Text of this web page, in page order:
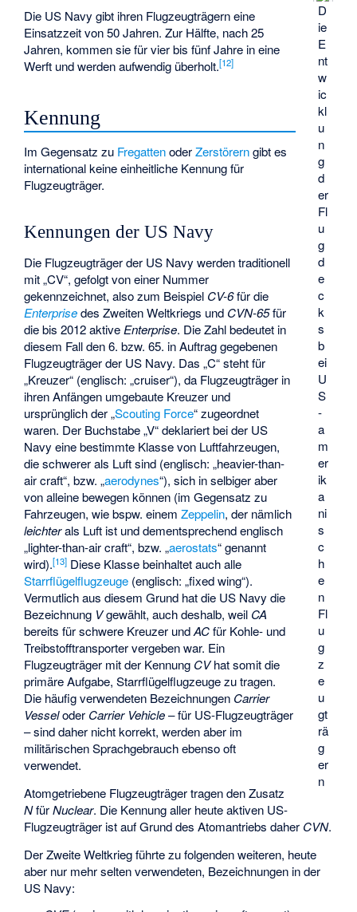
D
ie
E
nt
w
ic
kl
u
n
g
d
er
Fl
u
g
d
e
c
k
s
b
ei
U
S
-
a
m
er
ik
a
ni
s
c
h
e
n
Fl
u
g
z
e
u
gt
rä
g
er
n
Die US Navy gibt ihren Flugzeugträgern eine
Einsatzzeit von 50 Jahren. Zur Hälfte, nach 25
Jahren, kommen sie für vier bis fünf Jahre in eine
Werft und werden aufwendig überholt.[12]
Kennung
Im Gegensatz zu FregattenoderZerstörerngibt es
international keine einheitliche Kennung für
Flugzeugträger.
Kennungen der US Navy
Die Flugzeugträger der US Navy werden traditionell
mit „CV“, gefolgt von einer Nummer
gekennzeichnet, also zum Beispiel CV-6für die
Enterprisedes Zweiten Weltkriegs und CVN-65für
die bis 2012 aktiveEnterprise. Die Zahl bedeutet in
diesem Fall den 6. bzw. 65. in Auftrag gegebenen
Flugzeugträger der US Navy. Das „C“ steht für
„Kreuzer“ (englisch: „cruiser“), da Flugzeugträger in
ihren Anfängen umgebaute Kreuzer und
ursprünglich der „Scouting Force“ zugeordnet
waren. Der Buchstabe „V“ deklariert bei der US
Navy eine bestimmte Klasse von Luftfahrzeugen,
die schwerer als Luft sind (englisch: „heavier-than-
air craft“, bzw. „aerodynes“), sich in selbiger aber
von alleine bewegen können (im Gegensatz zu
Fahrzeugen, wie bspw. einemZeppelin, der nämlich
leichterals Luft ist und dementsprechend englisch
„lighter-than-air craft“, bzw. „aerostats“ genannt
wird).[13] Diese Klasse beinhaltet auch alle
Starrflügelflugzeuge (englisch: „fixed wing“).
Vermutlich aus diesem Grund hat die US Navy die
Bezeichnung Vgewählt, auch deshalb, weil CA
bereits für schwere Kreuzer undACfür Kohle- und
Treibstofftransporter vergeben war. Ein
Flugzeugträger mit der Kennung CVhat somit die
primäre Aufgabe, Starrflügelflugzeuge zu tragen.
Die häufig verwendeten Bezeichnungen Carrier
Vesseloder Carrier Vehicle– für US-Flugzeugträger
– sind daher nicht korrekt, werden aber im
militärischen Sprachgebrauch ebenso oft
verwendet.
Atomgetriebene Flugzeugträger tragen den Zusatz
NfürNuclear. Die Kennung aller heute aktiven US-
Flugzeugträger ist auf Grund des Atomantriebs daher CVN.
Der Zweite Weltkrieg führte zu folgenden weiteren, heute
aber nur mehr selten verwendeten, Bezeichnungen in der
US Navy: